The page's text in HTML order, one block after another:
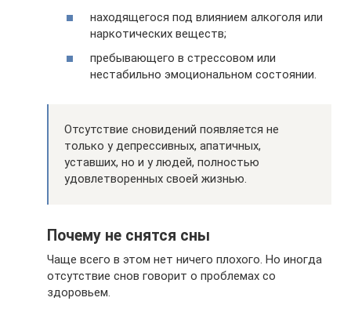
находящегося под влиянием алкоголя или
наркотических веществ;
пребывающего в стрессовом или
нестабильно эмоциональном состоянии.
Отсутствие сновидений появляется не
только у депрессивных, апатичных,
уставших, но и у людей, полностью
удовлетворенных своей жизнью.
Почему не снятся сны
Чаще всего в этом нет ничего плохого. Но иногда
отсутствие снов говорит о проблемах со
здоровьем.